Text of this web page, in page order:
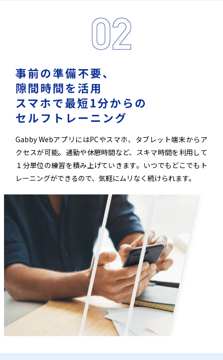
事前の準備不要、
隙間時間を活用
スマホで最短1分からの
セルフトレーニング
Gabby WebアプリにはPCやスマホ、タブレット端末からア
クセスが可能。通勤や休憩時間など、スキマ時間を利用して
１分単位の練習を積み上げていきます。いつでもどこでもト
レーニングができるので、気軽にムリなく続けられます。